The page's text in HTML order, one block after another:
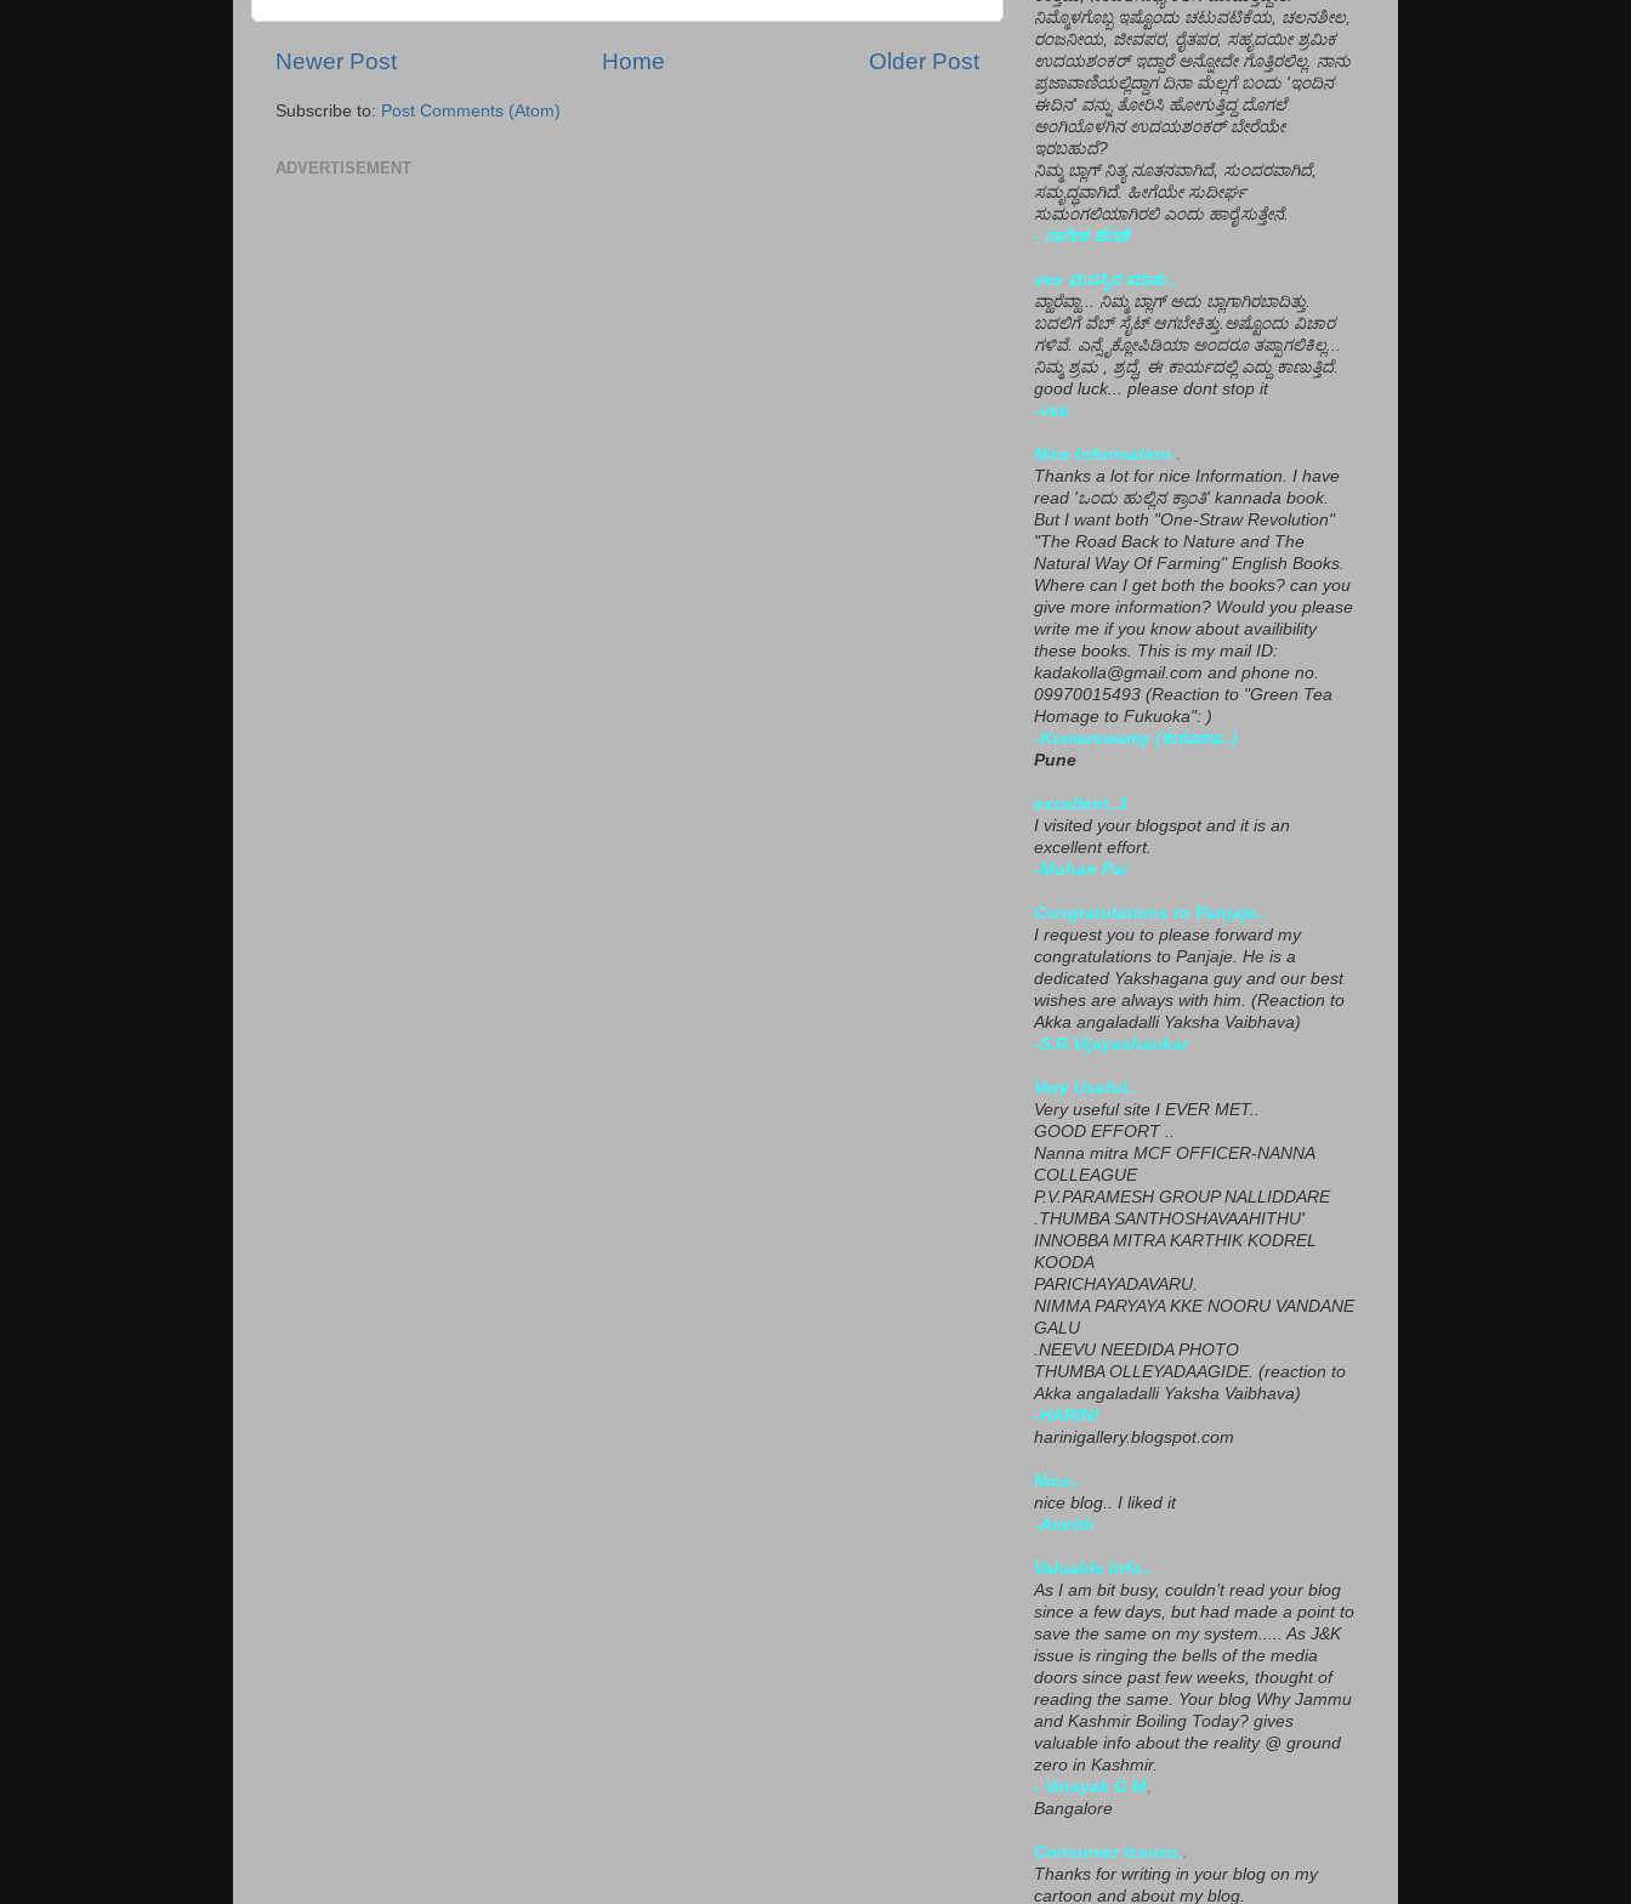
Newer Post Older Post
Home
Subscribe to: Post Comments (Atom)
ADVERTISEMENT
ನಿಮ್ಮೊಳಗೊಬ್ಬ ಇಷ್ಟೊಂದು ಚಟುವಟಿಕೆಯ, ಚಲನಶೀಲ,
ರಂಜನೀಯ, ಜೀವಪರ, ರೈತಪರ, ಸಹೃದಯೀ ಶ್ರಮಿಕ
ಉದಯಶಂಕರ್ ಇದ್ದಾರೆ ಅನ್ನೋದೇ ಗೊತ್ತಿರಲಿಲ್ಲ. ನಾನು
ಪ್ರಜಾವಾಣಿಯಲ್ಲಿದ್ದಾಗ ದಿನಾ ಮೆಲ್ಲಗೆ ಬಂದು 'ಇಂದಿನ
ಈದಿನ' ವನ್ನು ತೋರಿಸಿ ಹೋಗುತ್ತಿದ್ದ ದೊಗಲೆ
ಅಂಗಿಯೊಳಗಿನ ಉದಯಶಂಕರ್ ಬೇರೆಯೇ
ಇರಬಹುದೆ?
ನಿಮ್ಮ ಬ್ಲಾಗ್ ನಿತ್ಯ ನೂತನವಾಗಿದೆ, ಸುಂದರವಾಗಿದೆ,
ಸಮೃದ್ಧವಾಗಿದೆ. ಹೀಗೆಯೇ ಸುದೀರ್ಘ
ಸುಮಂಗಲಿಯಾಗಿರಲಿ ಎಂದು ಹಾರೈಸುತ್ತೇನೆ.
- ನಾಗೇಶ ಹೆಗಡೆ
vee ಮನಸ್ಸಿನ ಮಾತು .
ವ್ಹಾರೆವ್ಹಾ... ನಿಮ್ಮ ಬ್ಲಾಗ್ ಅದು ಬ್ಲಾಗಾಗಿರಬಾದಿತ್ತು.
ಬದಲಿಗೆ ವೆಬ್ ಸೈಟ್ ಆಗಬೇಕಿತ್ತು.ಅಷ್ಟೊಂದು ವಿಚಾರ
ಗಳಿವೆ. ಎನ್ಸೈಕ್ಲೋಪಿಡಿಯಾ ಅಂದರೂ ತಪ್ಪಾಗಲಿಕಿಲ್ಲ...
ನಿಮ್ಮ ಶ್ರಮ , ಶ್ರದ್ಧೆ, ಈ ಕಾರ್ಯದಲ್ಲಿ ಎದ್ದು ಕಾಣುತ್ತಿದೆ.
good luck... please dont stop it
-vee
Nice Information..
Thanks a lot for nice Information. I have
read 'ಒಂದು ಹುಲ್ಲಿನ ಕ್ರಾಂತಿ' kannada book.
But I want both "One-Straw Revolution"
"The Road Back to Nature and The
Natural Way Of Farming" English Books.
Where can I get both the books? can you
give more information? Would you please
write me if you know about availibility
these books. This is my mail ID:
kadakolla@gmail.com and phone no.
09970015493 (Reaction to "Green Tea
Homage to Fukuoka": )
-Kumarswamy (ಕುಕೂಊ..)
Pune
excellent..1
I visited your blogspot and it is an
excellent effort.
-Mohan Pai
Congratulations to Panjaje..
I request you to please forward my
congratulations to Panjaje. He is a
dedicated Yakshagana guy and our best
wishes are always with him. (Reaction to
Akka angaladalli Yaksha Vaibhava)
-S.R.Vijayashankar
Very Useful..
Very useful site I EVER MET..
GOOD EFFORT ..
Nanna mitra MCF OFFICER-NANNA
COLLEAGUE
P.V.PARAMESH GROUP NALLIDDARE
.THUMBA SANTHOSHAVAAHITHU'
INNOBBA MITRA KARTHIK KODREL
KOODA
PARICHAYADAVARU.
NIMMA PARYAYA KKE NOORU VANDANE
GALU
.NEEVU NEEDIDA PHOTO
THUMBA OLLEYADAAGIDE. (reaction to
Akka angaladalli Yaksha Vaibhava)
-HARINI
harinigallery.blogspot.com
Nice..
nice blog.. I liked it
-Amrith
Valuable Info..
As I am bit busy, couldn’t read your blog
since a few days, but had made a point to
save the same on my system..... As J&K
issue is ringing the bells of the media
doors since past few weeks, thought of
reading the same. Your blog Why Jammu
and Kashmir Boiling Today? gives
valuable info about the reality @ ground
zero in Kashmir.
- Vinayak G M,
Bangalore
Consumer Issues..
Thanks for writing in your blog on my
cartoon and about my blog.